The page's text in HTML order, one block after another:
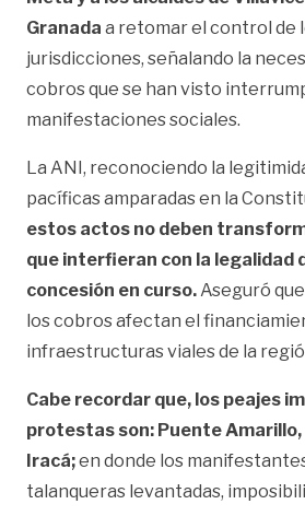
Granada a retomar el control de
jurisdicciones, señalando la
cobros que se han visto
manifestaciones sociales.
La ANI, reconociendo la
pacíficas amparadas en la
estos actos no deben
que interfieran con la legalidad
concesión en curso. Aseguró
los cobros afectan el
infraestructuras viales de la
Cabe recordar que, los peajes
protestas son: Puente Amarillo,
Iracá;en donde los
talanqueras levantadas,